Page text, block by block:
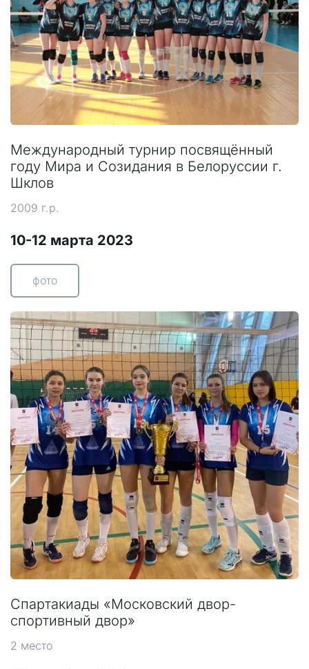
Международный турнир посвящённый
году Мира и Созидания в Белоруссии г.
Шклов
2009 г.р.
10-12 марта 2023
фото
Спартакиады «Московский двор-
спортивный двор»
2 место